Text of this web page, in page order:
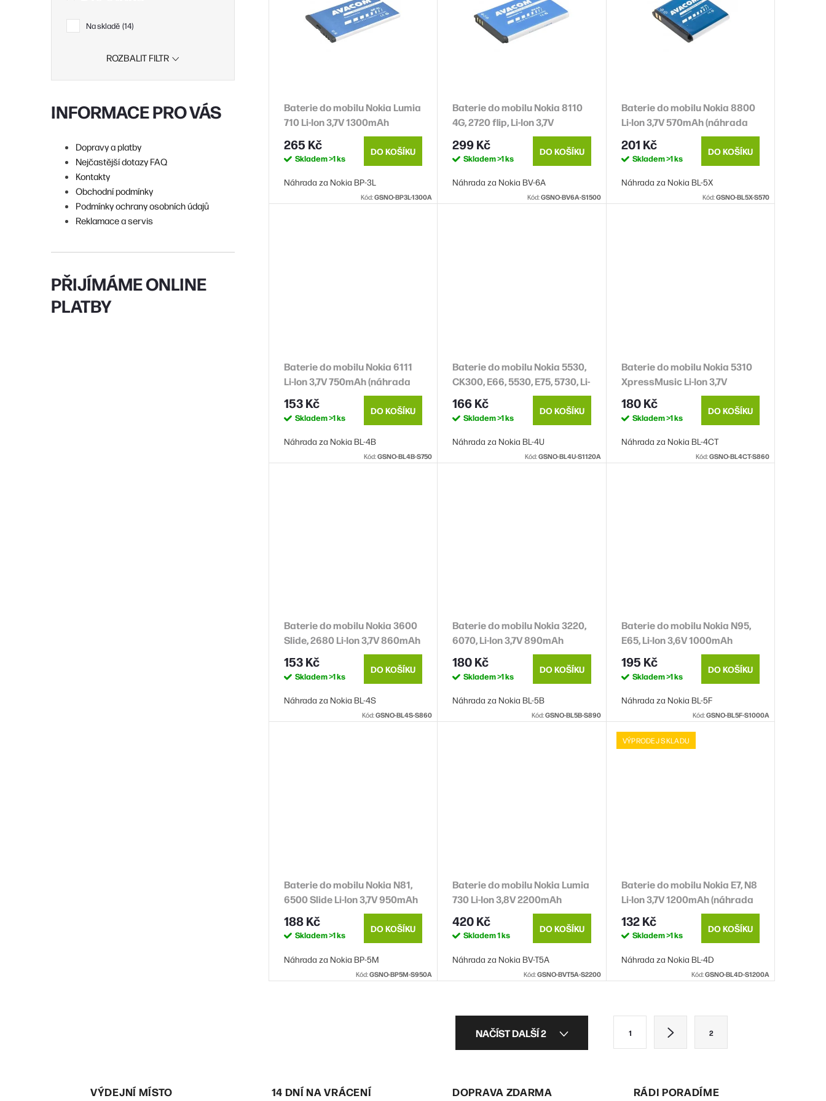
Na skladě 14
ROZBALIT FILTR
INFORMACE PRO VÁS
Dopravy a platby
Nejčastější dotazy FAQ
Kontakty
Obchodní podmínky
Podmínky ochrany osobních údajů
Reklamace a servis
PŘIJÍMÁME ONLINE
PLATBY
ů
Baterie do mobilu Nokia Lumia
710 Li-Ion 3,7V 1300mAh
265 Kč
Skladem>1 ks
DO KOŠÍKU
Náhrada za Nokia BP-3L
Kód:GSNO-BP3L-1300A
Baterie do mobilu Nokia 8110
4G, 2720 flip, Li-Ion 3,7V
1500mAh (náhrada BV-6A)
299 Kč
Skladem>1 ks
DO KOŠÍKU
Náhrada za Nokia BV-6A
Kód:GSNO-BV6A-S1500
Baterie do mobilu Nokia 8800
Li-Ion 3,7V 570mAh (náhrada
201 Kč
Skladem>1 ks
DO KOŠÍKU
Náhrada za Nokia BL-5X
Kód:GSNO-BL5X-S570
Baterie do mobilu Nokia 6111
Li-Ion 3,7V 750mAh (náhrada
BL-4B)
153 Kč
Skladem>1 ks
DO KOŠÍKU
Náhrada za Nokia BL-4B
Kód:GSNO-BL4B-S750
Baterie do mobilu Nokia 5530,
CK300, E66, 5530, E75, 5730, Li-
Ion 3,7V 1120mAh (náhrada BL-
4U)
166 Kč
Skladem>1 ks
DO KOŠÍKU
Náhrada za Nokia BL-4U
Kód:GSNO-BL4U-S1120A
Baterie do mobilu Nokia 5310
XpressMusic Li-Ion 3,7V
860mAh (náhrada BL-4CT) -
DOPRODEJ
180 Kč
Skladem>1 ks
DO KOŠÍKU
Náhrada za Nokia BL-4CT
Kód:GSNO-BL4CT-S860
Baterie do mobilu Nokia 3600
Slide, 2680 Li-Ion 3,7V 860mAh
(náhrada BL-4S)
153 Kč
Skladem>1 ks
DO KOŠÍKU
Náhrada za Nokia BL-4S
Kód:GSNO-BL4S-S860
Baterie do mobilu Nokia 3220,
6070, Li-Ion 3,7V 890mAh
(náhrada BL-5B)
180 Kč
Skladem>1 ks
DO KOŠÍKU
Náhrada za Nokia BL-5B
Kód:GSNO-BL5B-S890
Baterie do mobilu Nokia N95,
E65, Li-Ion 3,6V 1000mAh
(náhrada BL-5F)
195 Kč
Skladem>1 ks
DO KOŠÍKU
Náhrada za Nokia BL-5F
Kód:GSNO-BL5F-S1000A
Baterie do mobilu Nokia N81,
6500 Slide Li-Ion 3,7V 950mAh
(náhrada BP-5M)
188 Kč
Skladem>1 ks
DO KOŠÍKU
Náhrada za Nokia BP-5M
Kód:GSNO-BP5M-S950A
Baterie do mobilu Nokia Lumia
730 Li-Ion 3,8V 2200mAh
(náhrada BV-T5A) - DOPRODEJ
420 Kč
Skladem1 ks
DO KOŠÍKU
Náhrada za Nokia BV-T5A
Kód:GSNO-BVT5A-S2200
VÝPRODEJ SKLADU
Baterie do mobilu Nokia E7, N8
Li-Ion 3,7V 1200mAh (náhrada
BL-4D)
132 Kč
Skladem>1 ks
DO KOŠÍKU
Náhrada za Nokia BL-4D
Kód:GSNO-BL4D-S1200A
á
NAČÍST DALŠÍ 2 1 2
VÝDEJNÍ MÍSTO 14 DNÍ NA VRÁCENÍ DOPRAVA ZDARMA RÁDI PORADÍME